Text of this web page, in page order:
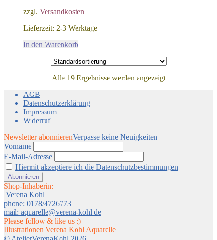
zzgl. Versandkosten
Lieferzeit: 2-3 Werktage
In den Warenkorb
Alle 19 Ergebnisse werden angezeigt
AGB
Datenschutzerklärung
Impressum
Widerruf
Newsletter abonnierenVerpasse keine Neuigkeiten
Vorname
E-Mail-Adresse
Hiermit akzeptiere ich die Datenschutzbestimmungen
Shop-Inhaberin:
Verena Kohl
phone: 0178/4726773
mail: aquarelle@verena-kohl.de
Please follow & like us :)
Illustrationen Verena Kohl Aquarelle